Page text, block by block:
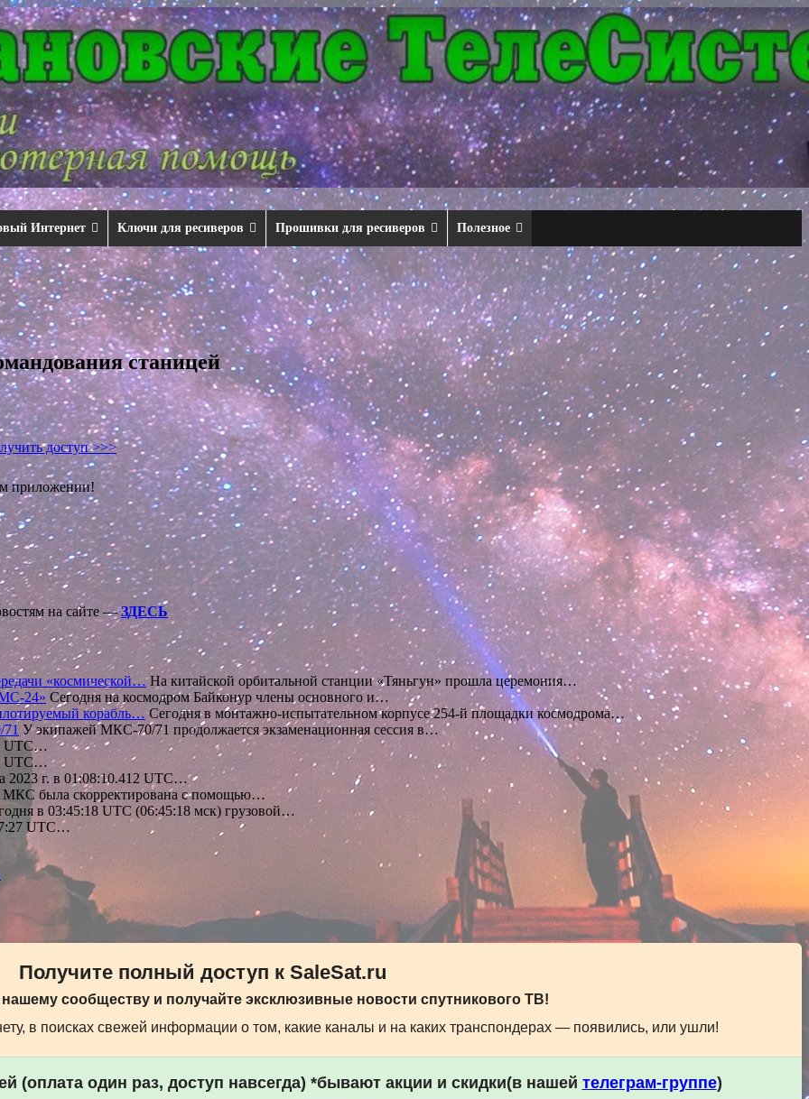
Интернет Ключи для ресиверов Прошивки для ресиверов Полезное
станицей
доступ >>>
приложении!
на сайте —ЗДЕСЬ
«космической…На китайской орбитальной станции «Тяньгун» прошла церемония…
24» Сегодня на космодром Байконур члены основного и…
корабль…Сегодня в монтажно-испытательном корпусе 254-й площадки космодрома…
У экипажей МКС-70/71 продолжается экзаменационная сессия в…
UTC…
UTC…
2023 г. в 01:08:10.412 UTC…
МКС была скорректирована с помощью…
в 03:45:18 UTC (06:45:18 мск) грузовой…
UTC…
Получите полный доступ к SaleSat.ru
сообществу и получайте эксклюзивные новости спутникового ТВ!
в поисках свежей информации о том, какие каналы и на каких транспондерах — появились, или ушли!
(оплата один раз, доступ навсегда) *бывают акции и скидки(в нашей телеграм-группе)